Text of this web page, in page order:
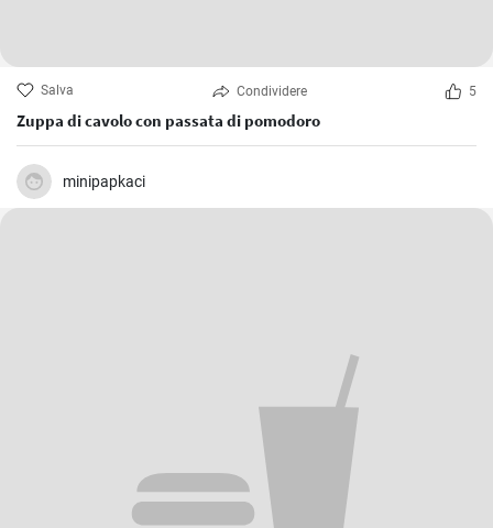
Salva Condividere 5
Zuppa di cavolo con passata di pomodoro
minipapkaci